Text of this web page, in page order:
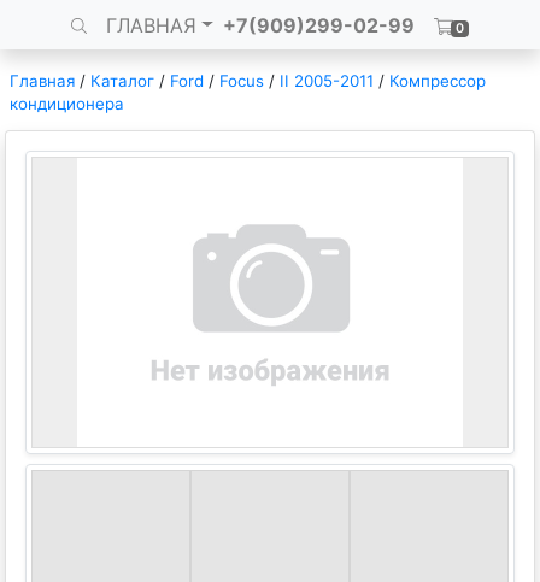
ГЛАВНАЯ +7(909)299-02-99 0
Главная / Каталог / Ford / Focus / II 2005-2011 / Компрессор
кондиционера